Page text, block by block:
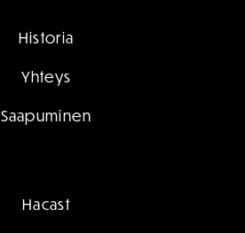
Historia
Yhteys
Saapuminen
Hacast